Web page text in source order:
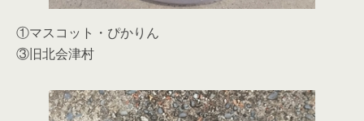
①マスコット・ぴかりん
③旧北会津村